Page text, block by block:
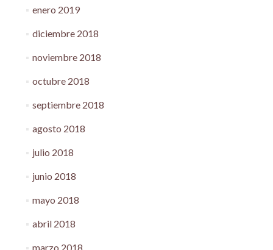
enero 2019
diciembre 2018
noviembre 2018
octubre 2018
septiembre 2018
agosto 2018
julio 2018
junio 2018
mayo 2018
abril 2018
marzo 2018